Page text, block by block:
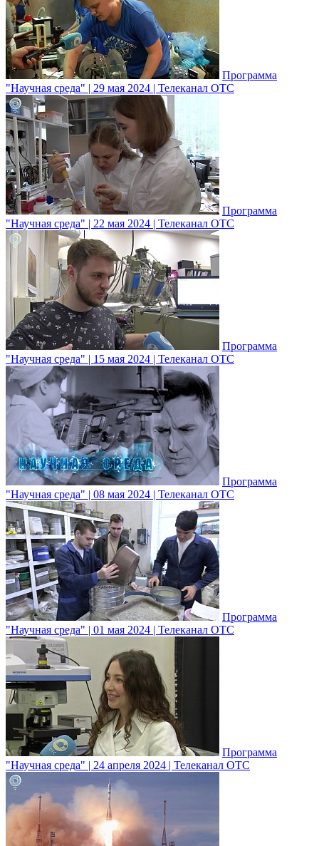
Программа
"Научная среда" | 29 мая 2024 | Телеканал ОТС
Программа
"Научная среда" | 22 мая 2024 | Телеканал ОТС
Программа
"Научная среда" | 15 мая 2024 | Телеканал ОТС
Программа
"Научная среда" | 08 мая 2024 | Телеканал ОТС
Программа
"Научная среда" | 01 мая 2024 | Телеканал ОТС
Программа
"Научная среда" | 24 апреля 2024 | Телеканал ОТС